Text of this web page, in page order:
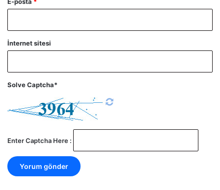
İnternet sitesi
Solve Captcha*
Enter Captcha Here :